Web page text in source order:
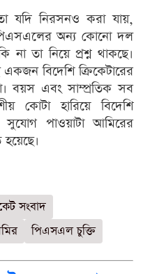
যদি নিরসনও করা যায়,
পিএসএলের অন্য কোনো দল
তা নিয়ে প্রশ্ন থাকছে।
বিদেশি ক্রিকেটারের
বয়স এবং সাম্প্রতিক সব
কোটা হারিয়ে বিদেশি
সুযোগ পাওয়াটা আমিরের
সংবাদ
পিএসএল চুক্তি